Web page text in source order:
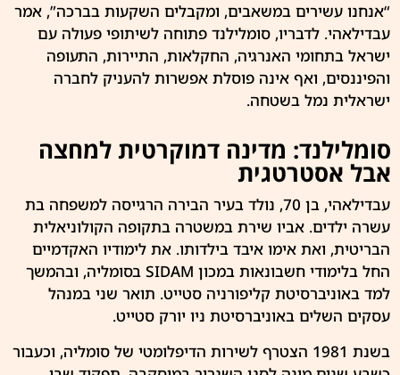
“אנחנו עשירים במשאבים, ומקבלים השקעות בברכה”, אמר
עבדילאהי. לדבריו, סומלילנד פתוחה לשיתופי פעולה עם
ישראל בתחומי האנרגיה, החקלאות, התיירות, התעופה
והפיננסים, ואף אינה פוסלת אפשרות להעניק לחברה
ישראלית נמל בשטחה.
סומלילנד: מדינה דמוקרטית למחצה
אבל אסטרטגית
עבדילאהי, בן 70, נולד בעיר הבירה הרגייסה למשפחה בת
עשרה ילדים. אביו שירת במשטרה בתקופה הקולוניאלית
הבריטית, ואת אימו איבד בילדותו. את לימודיו האקדמיים
החל בלימודי חשבונאות במכון SIDAM בסומליה, ובהמשך
למד באוניברסיטת קליפורניה סטייט. תואר שני במנהל
עסקים השלים באוניברסיטת ניו יורק סטייט.
בשנת 1981 הצטרף לשירות הדיפלומטי של סומליה, וכעבור